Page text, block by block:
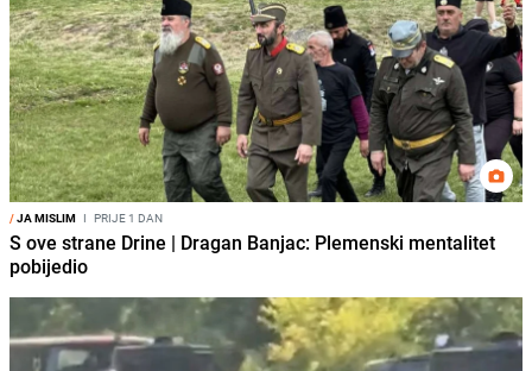
/JA MISLIM I PRIJE 1 DAN
S ove strane Drine | Dragan Banjac: Plemenski mentalitet
pobijedio